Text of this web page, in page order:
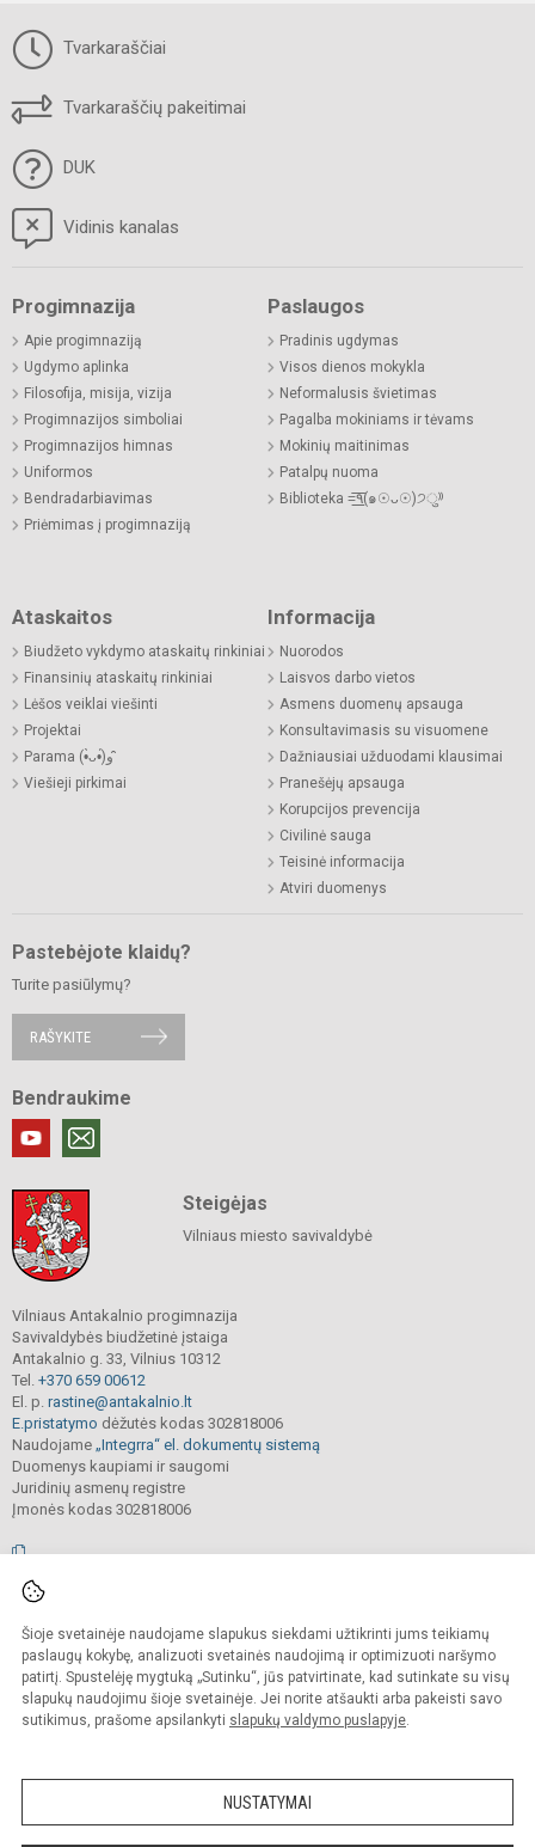
Šioje svetainėje naudojame slapukus siekdami užtikrinti jums teikiamų
paslaugų kokybę, analizuoti svetainės naudojimą ir optimizuoti naršymo
patirtį. Spustelėję mygtuką „Sutinku“, jūs patvirtinate, kad sutinkate su visų
slapukų naudojimu šioje svetainėje. Jei norite atšaukti arba pakeisti savo
sutikimus, prašome apsilankyti slapukų valdymo puslapyje.
NUSTATYMAI
Tvarkaraščiai
Tvarkaraščių pakeitimai
DUK
Vidinis kanalas
Progimnazija
Apie progimnaziją
Ugdymo aplinka
Filosofija, misija, vizija
Progimnazijos simboliai
Progimnazijos himnas
Uniformos
Bendradarbiavimas
Priėmimas į progimnaziją
Paslaugos
Pradinis ugdymas
Visos dienos mokykla
Neformalusis švietimas
Pagalba mokiniams ir tėvams
Mokinių maitinimas
Patalpų nuoma
Biblioteka =͟͟͞͞٩(๑☉ᴗ☉)੭ु⁾⁾
Ataskaitos
Biudžeto vykdymo ataskaitų rinkiniai
Finansinių ataskaitų rinkiniai
Lėšos veiklai viešinti
Projektai
Parama (•̀ᴗ•́)و ̑̑
Viešieji pirkimai
Informacija
Nuorodos
Laisvos darbo vietos
Asmens duomenų apsauga
Konsultavimasis su visuomene
Dažniausiai užduodami klausimai
Pranešėjų apsauga
Korupcijos prevencija
Civilinė sauga
Teisinė informacija
Atviri duomenys
Pastebėjote klaidų?
Turite pasiūlymų?
RAŠYKITE
Bendraukime
Steigėjas
Vilniaus miesto savivaldybė
Vilniaus Antakalnio progimnazija
Savivaldybės biudžetinė įstaiga
Antakalnio g. 33, Vilnius 10312
Tel. +370 659 00612
El. p. rastine@antakalnio.lt
E.pristatymo dėžutės kodas 302818006
Naudojame „Integrra“ el. dokumentų sistemą
Duomenys kaupiami ir saugomi
Juridinių asmenų registre
Įmonės kodas 302818006
Kopijuoti, cituoti ar kitaip atvaizduoti internetinės svetainės turinį be raštiško
mokyklos vadovų sutikimo yra draudžiama.
Prieinamumo paraiška Slapukų valdymas
Sumanus būdas atnaujinti